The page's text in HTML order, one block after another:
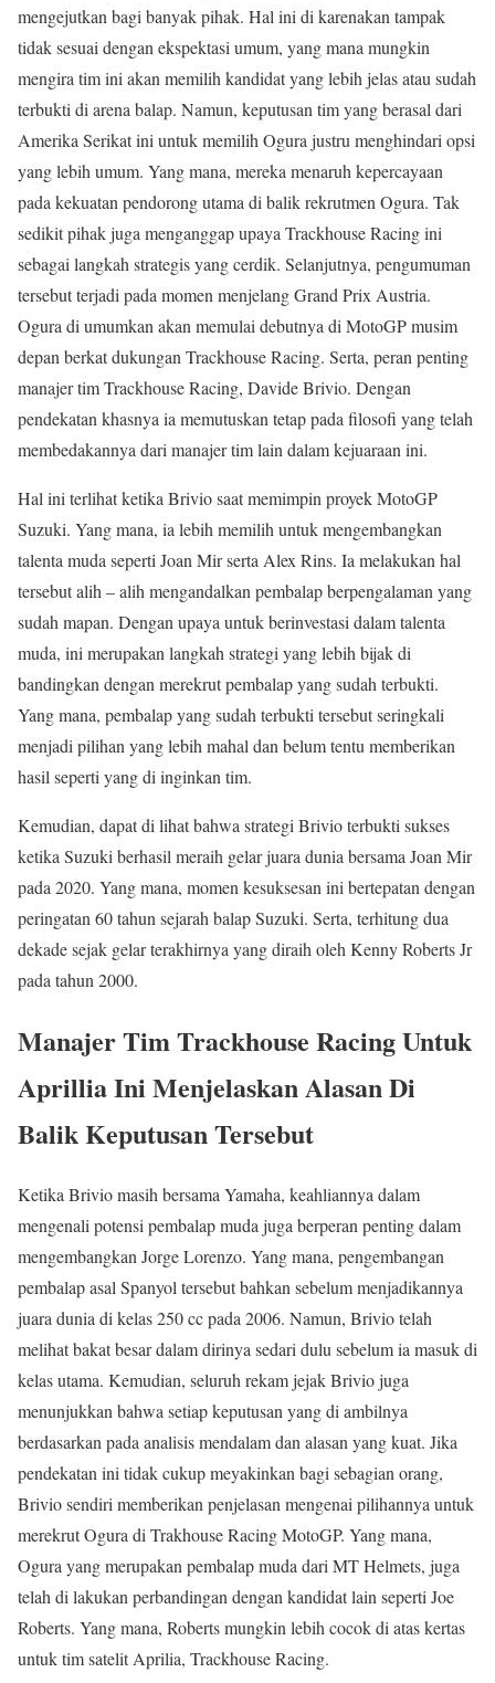
mengejutkan bagi banyak pihak. Hal ini di karenakan tampak
tidak sesuai dengan ekspektasi umum, yang mana mungkin
mengira tim ini akan memilih kandidat yang lebih jelas atau sudah
terbukti di arena balap. Namun, keputusan tim yang berasal dari
Amerika Serikat ini untuk memilih Ogura justru menghindari opsi
yang lebih umum. Yang mana, mereka menaruh kepercayaan
pada kekuatan pendorong utama di balik rekrutmen Ogura. Tak
sedikit pihak juga menganggap upaya Trackhouse Racing ini
sebagai langkah strategis yang cerdik. Selanjutnya, pengumuman
tersebut terjadi pada momen menjelang Grand Prix Austria.
Ogura di umumkan akan memulai debutnya di MotoGP musim
depan berkat dukungan Trackhouse Racing. Serta, peran penting
manajer tim Trackhouse Racing, Davide Brivio. Dengan
pendekatan khasnya ia memutuskan tetap pada filosofi yang telah
membedakannya dari manajer tim lain dalam kejuaraan ini.
Hal ini terlihat ketika Brivio saat memimpin proyek MotoGP
Suzuki. Yang mana, ia lebih memilih untuk mengembangkan
talenta muda seperti Joan Mir serta Alex Rins. Ia melakukan hal
tersebut alih – alih mengandalkan pembalap berpengalaman yang
sudah mapan. Dengan upaya untuk berinvestasi dalam talenta
muda, ini merupakan langkah strategi yang lebih bijak di
bandingkan dengan merekrut pembalap yang sudah terbukti.
Yang mana, pembalap yang sudah terbukti tersebut seringkali
menjadi pilihan yang lebih mahal dan belum tentu memberikan
hasil seperti yang di inginkan tim.
Kemudian, dapat di lihat bahwa strategi Brivio terbukti sukses
ketika Suzuki berhasil meraih gelar juara dunia bersama Joan Mir
pada 2020. Yang mana, momen kesuksesan ini bertepatan dengan
peringatan 60 tahun sejarah balap Suzuki. Serta, terhitung dua
dekade sejak gelar terakhirnya yang diraih oleh Kenny Roberts Jr
pada tahun 2000.
Manajer Tim Trackhouse Racing Untuk
Aprillia Ini Menjelaskan Alasan Di
Balik Keputusan Tersebut
Ketika Brivio masih bersama Yamaha, keahliannya dalam
mengenali potensi pembalap muda juga berperan penting dalam
mengembangkan Jorge Lorenzo. Yang mana, pengembangan
pembalap asal Spanyol tersebut bahkan sebelum menjadikannya
juara dunia di kelas 250 cc pada 2006. Namun, Brivio telah
melihat bakat besar dalam dirinya sedari dulu sebelum ia masuk di
kelas utama. Kemudian, seluruh rekam jejak Brivio juga
menunjukkan bahwa setiap keputusan yang di ambilnya
berdasarkan pada analisis mendalam dan alasan yang kuat. Jika
pendekatan ini tidak cukup meyakinkan bagi sebagian orang,
Brivio sendiri memberikan penjelasan mengenai pilihannya untuk
merekrut Ogura di Trakhouse Racing MotoGP. Yang mana,
Ogura yang merupakan pembalap muda dari MT Helmets, juga
telah di lakukan perbandingan dengan kandidat lain seperti Joe
Roberts. Yang mana, Roberts mungkin lebih cocok di atas kertas
untuk tim satelit Aprilia, Trackhouse Racing.